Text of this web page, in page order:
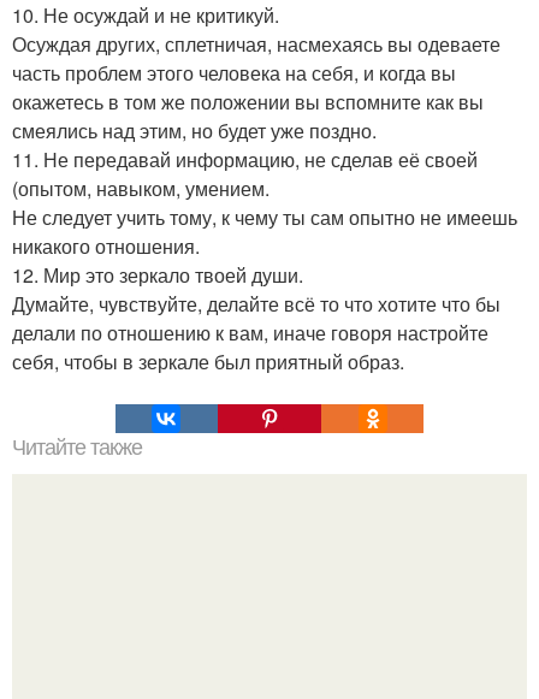
10. Не осуждай и не критикуй.
Осуждая других, сплетничая, насмехаясь вы одеваете
часть проблем этого человека на себя, и когда вы
окажетесь в том же положении вы вспомните как вы
смеялись над этим, но будет уже поздно.
11. Не передавай информацию, не сделав её своей
(опытом, навыком, умением.
Не следует учить тому, к чему ты сам опытно не имеешь
никакого отношения.
12. Мир это зеркало твоей души.
Думайте, чувствуйте, делайте всё то что хотите что бы
делали по отношению к вам, иначе говоря настройте
себя, чтобы в зеркале был приятный образ.
Читайте также